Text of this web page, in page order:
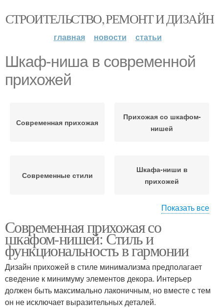
СТРОИТЕЛЬСТВО, РЕМОНТ И ДИЗАЙН
главная новости статьи
Шкаф-ниша в современной
прихожей
Современная прихожая
Прихожая со шкафом-
нишей
Современные стили
Шкафа-ниши в
прихожей
прихожей
Показать все
Современная прихожая со
шкафом-нишей: Стиль и
функциональность в гармонии
Дизайн прихожей в стиле минимализма предполагает
сведение к минимуму элементов декора. Интерьер
должен быть максимально лаконичным, но вместе с тем
он не исключает выразительных деталей.